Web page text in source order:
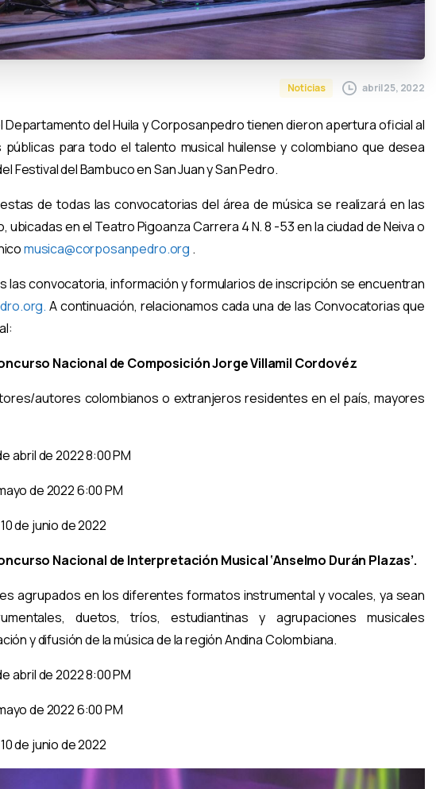
Noticias abril 25, 2022
Departamento del Huila y Corposanpedro tienen dieron apertura oficial al
para todo el talento musical huilense y colombiano que desea
Festival del Bambuco en San Juan y San Pedro.
de todas las convocatorias del área de música se realizará en las
en el Teatro Pigoanza Carrera 4 N. 8 -53 en la ciudad de Neiva o
musica@corposanpedro.org .
las convocatoria, información y formularios de inscripción se encuentran
A continuación, relacionamos cada una de las Convocatorias que
Nacional de Composición Jorge Villamil Cordovéz
autores colombianos o extranjeros residentes en el país, mayores
abril de 2022 8:00 PM
de 2022 6:00 PM
de junio de 2022
Nacional de Interpretación Musical ‘Anselmo Durán Plazas’.
agrupados en los diferentes formatos instrumental y vocales, ya sean
duetos, tríos, estudiantinas y agrupaciones musicales
y difusión de la música de la región Andina Colombiana.
abril de 2022 8:00 PM
de 2022 6:00 PM
de junio de 2022